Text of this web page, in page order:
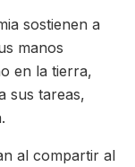
sostienen a
manos
en la tierra,
sus tareas,
al compartir al